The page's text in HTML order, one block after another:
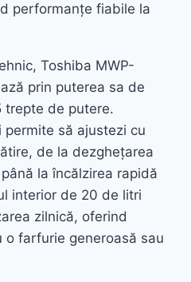
performanțe fiabile la
Toshiba MWP-
prin puterea sa de
trepte de putere.
să ajustezi cu
de la dezghețarea
la încălzirea rapidă
interior de 20 de litri
zilnică, oferind
farfurie generoasă sau